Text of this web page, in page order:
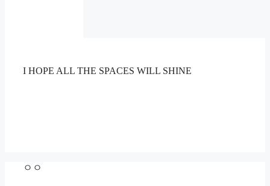
I HOPE ALL THE SPACES WILL SHINE
ㅇㅇ